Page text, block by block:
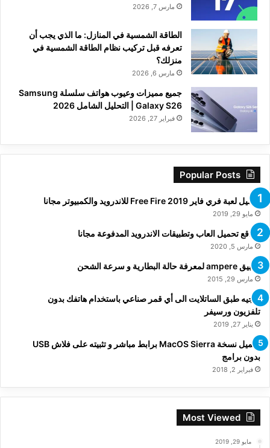
مارس 7, 2026
الطاقة الشمسية في المنازل: ما الذي يجب أن
تعرفه قبل تركيب نظام الطاقة الشمسية في
منزلك؟
مارس 6, 2026
جميع مميزات وعيوب هواتف سلسلة Samsung
Galaxy S26 | التحليل الشامل 2026
فبراير 27, 2026
Popular Posts
تحميل لعبة فري فاير Free Fire 2019 للاندرويد والكمبيوتر مجانا
مايو 29, 2019
مواقع تحميل العاب وتطبيقات الاندرويد المدفوعة مجانا
مارس 5, 2020
تطبيق ampere لمعرفة حالة البطارية و سرعة الشحن
مارس 29, 2015
توجيه طبق الساتلايت الى أي قمر صناعي باستخدام هاتفك بدون
تلفزيون ورسيفر
يناير 27, 2019
تحميل نسخة MacOS Sierra برابط مباشر و تثبيته على فلاش USB
بدون برامج
فبراير 2, 2018
Most Viewed
مايو 29, 2019